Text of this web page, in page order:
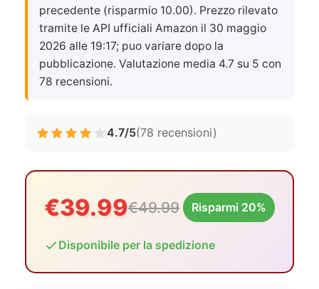
precedente (risparmio 10.00). Prezzo rilevato
tramite le API ufficiali Amazon il 30 maggio
2026 alle 19:17; puo variare dopo la
pubblicazione. Valutazione media 4.7 su 5 con
78 recensioni.
4.7/5(78 recensioni)
€39.99€49.99 Risparmi 20%
Disponibile per la spedizione